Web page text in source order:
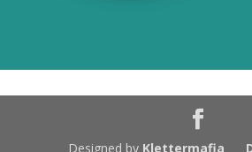
Designed by Klettermafia